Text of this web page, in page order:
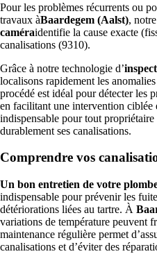
Pour les problèmes récurrents ou
travaux àBaardegem (Aalst), notre
caméraidentifie la cause exacte
canalisations (9310).
Grâce à notre technologie d’
localisons rapidement les
procédé est idéal pour détecter les
en facilitant une intervention
indispensable pour tout
durablement ses canalisations.
Comprendre vos
Un bon entretien de votre
indispensable pour prévenir les
détériorations liées au tartre. À
variations de température peuvent
maintenance régulière permet
canalisations et d’éviter des